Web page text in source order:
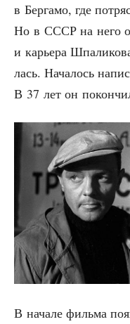
в Бер­га­мо, где
Но в СССР на него
и карье­ра
лась. Нача­лось
В 37 лет он
В нача­ле филь­ма